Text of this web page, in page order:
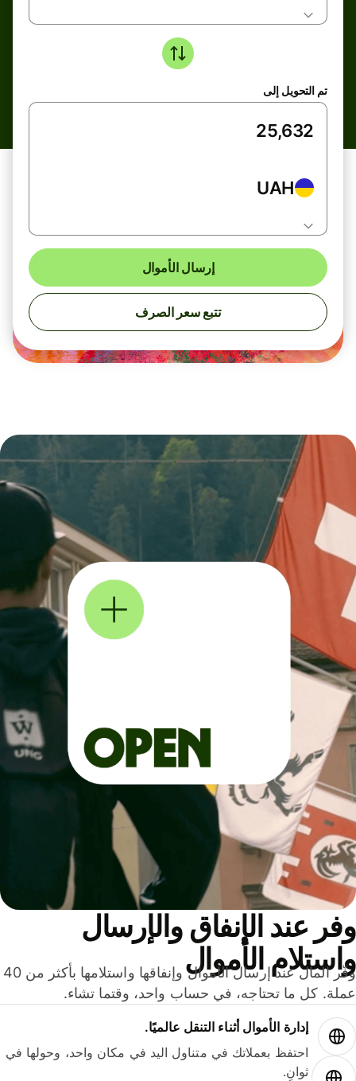
تم التحويل إلى
UAH
إرسال الأموال
تتبع سعر الصرف
عند الإنفاق والإرسال
الأموال
وفّر المال عند إرسال الأموال وإنفاقها واستلامها بأكثر من 40
كل ما تحتاجه، في حساب واحد، وقتما تشاء.
إدارة الأموال أثناء التنقل عالميًا.
احتفظ بعملاتك في متناول اليد في مكان واحد، وحولها في
ثوانٍ.